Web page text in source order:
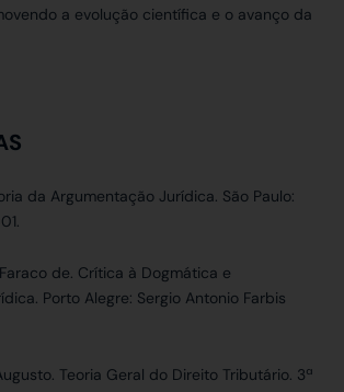
a evolução científica e o avanço da
da Argumentação Jurídica. São Paulo:
de. Crítica à Dogmática e
Porto Alegre: Sergio Antonio Farbis
Teoria Geral do Direito Tributário. 3ª